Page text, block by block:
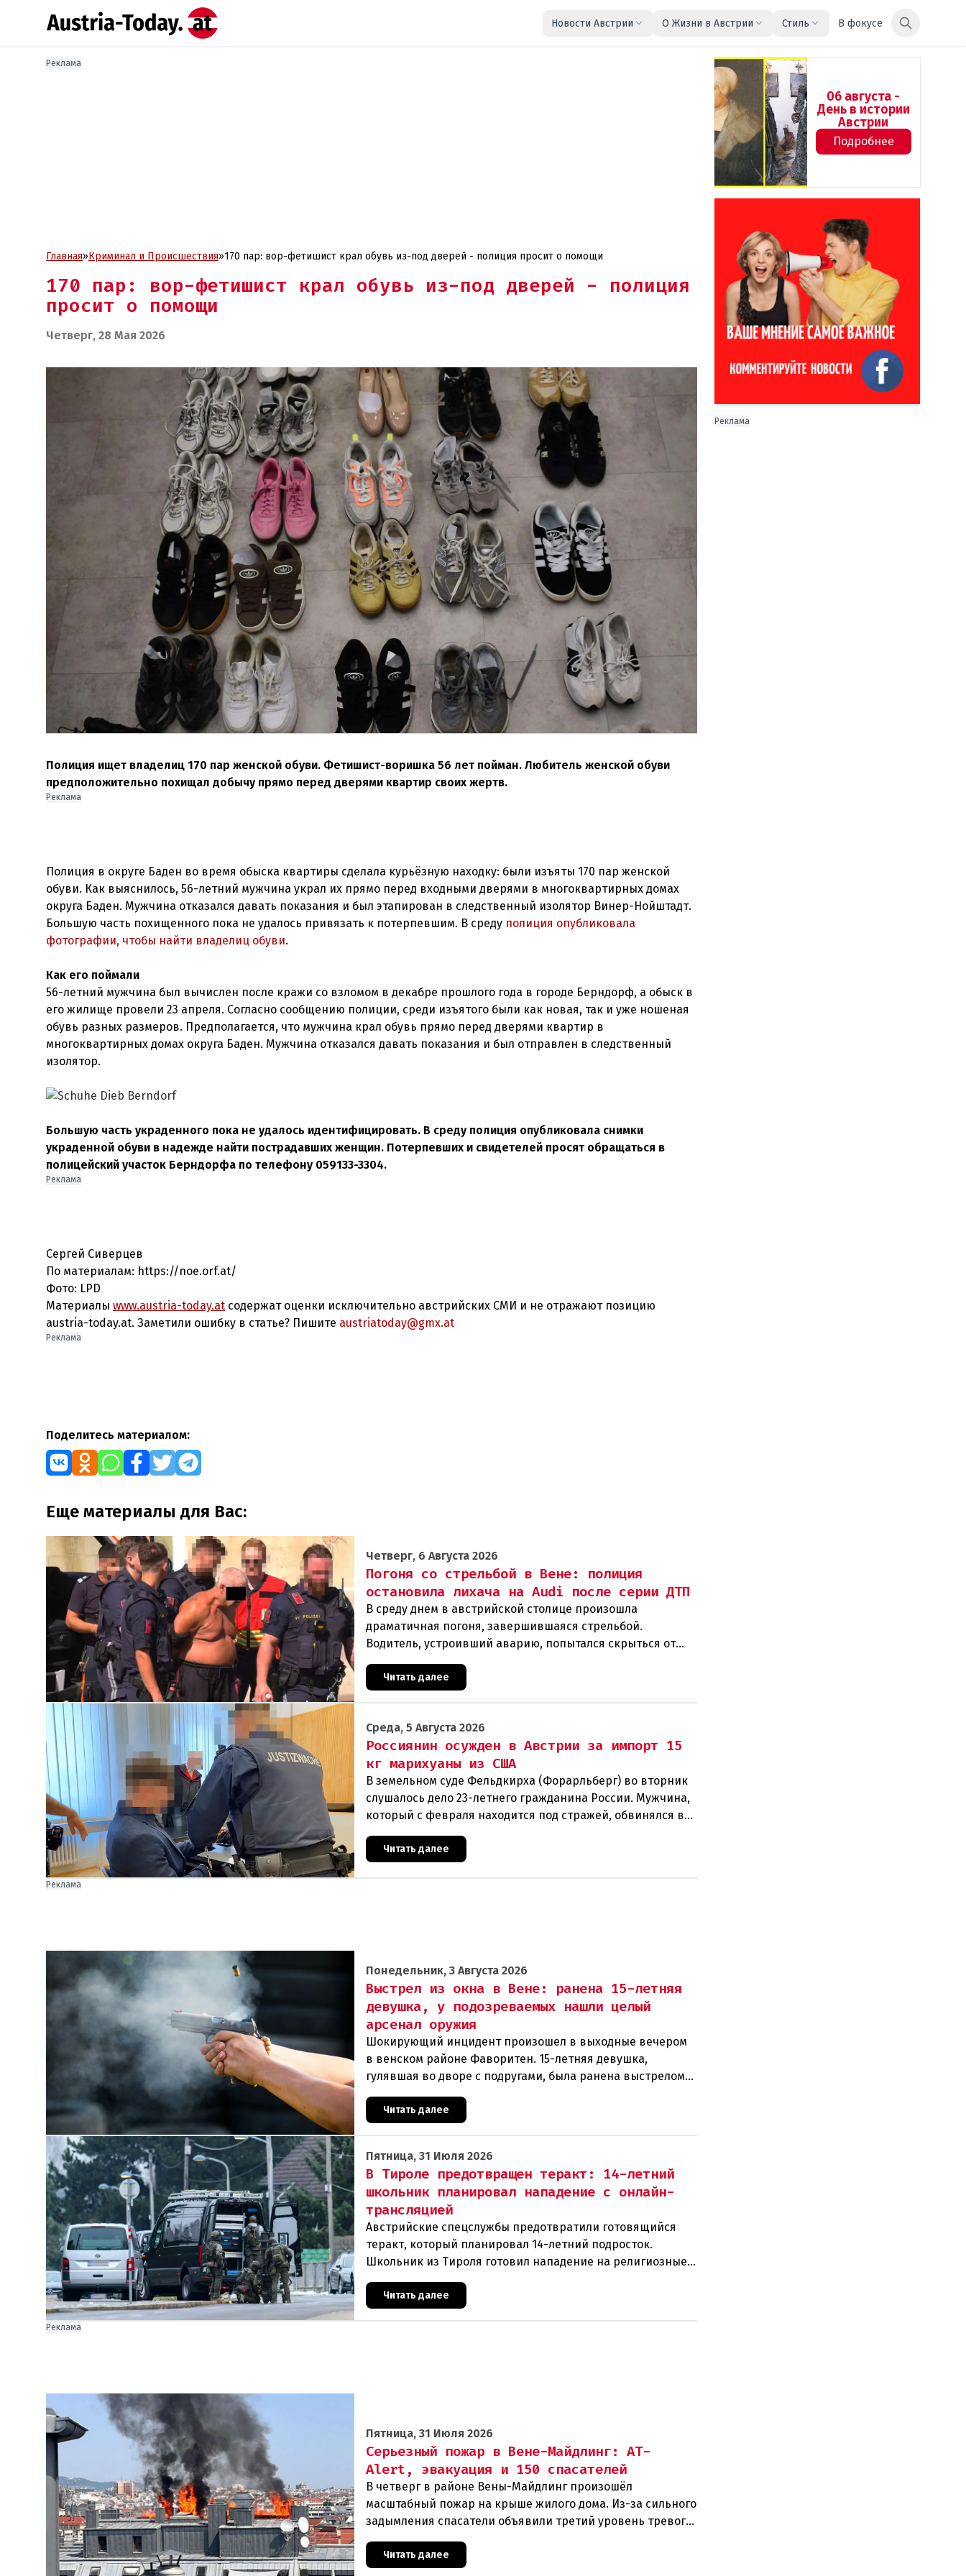
Новости Австрии О Жизни в Австрии Стиль В фокусе
Реклама
Главная»Криминал и Проиcшествия»170 пар: вор-фетишист крал обувь из-под дверей - полиция просит о помощи
170 пар: вор-фетишист крал обувь из-под дверей - полиция
просит о помощи
Четверг, 28 Мая 2026
Полиция ищет владелиц 170 пар женской обуви. Фетишист-воришка 56 лет пойман. Любитель женской обуви
предположительно похищал добычу прямо перед дверями квартир своих жертв.
Реклама
Полиция в округе Баден во время обыска квартиры сделала курьёзную находку: были изъяты 170 пар женской
обуви. Как выяснилось, 56-летний мужчина украл их прямо перед входными дверями в многоквартирных домах
округа Баден. Мужчина отказался давать показания и был этапирован в следственный изолятор Винер-Нойштадт.
Большую часть похищенного пока не удалось привязать к потерпевшим. В среду полиция опубликовала
фотографии, чтобы найти владелиц обуви.
Как его поймали
56-летний мужчина был вычислен после кражи со взломом в декабре прошлого года в городе Берндорф, а обыск в
его жилище провели 23 апреля. Согласно сообщению полиции, среди изъятого были как новая, так и уже ношеная
обувь разных размеров. Предполагается, что мужчина крал обувь прямо перед дверями квартир в
многоквартирных домах округа Баден. Мужчина отказался давать показания и был отправлен в следственный
изолятор.
Большую часть украденного пока не удалось идентифицировать. В среду полиция опубликовала снимки
украденной обуви в надежде найти пострадавших женщин. Потерпевших и свидетелей просят обращаться в
полицейский участок Берндорфа по телефону 059133-3304.
Реклама
Сергей Сиверцев
По материалам: https://noe.orf.at/
Фото: LPD
Материалы www.austria-today.at содержат оценки исключительно австрийских СМИ и не отражают позицию
austria-today.at. Заметили ошибку в статье? Пишите austriatoday@gmx.at
Реклама
Поделитесь материалом:
Еще материалы для Вас:
Четверг, 6 Августа 2026
Погоня со стрельбой в Вене: полиция
остановила лихача на Audi после серии ДТП
В среду днем в австрийской столице произошла
драматичная погоня, завершившаяся стрельбой.
Водитель, устроивший аварию, попытался скрыться от
полиции, спровоцировав несколько новых
столкновений.Что слу
Читать далее
Среда, 5 Августа 2026
Россиянин осужден в Австрии за импорт 15
кг марихуаны из США
В земельном суде Фельдкирха (Форарльберг) во вторник
слушалось дело 23-летнего гражданина России. Мужчина,
который с февраля находится под стражей, обвинялся в
Читать далее
Реклама
Понедельник, 3 Августа 2026
Выстрел из окна в Вене: ранена 15-летняя
девушка, у подозреваемых нашли целый
арсенал оружия
Шокирующий инцидент произошел в выходные вечером
в венском районе Фаворитен. 15-летняя девушка,
гулявшая во дворе с подругами, была ранена выстрелом
из пневматического оружия. Полиция задержала двух п
Читать далее
Пятница, 31 Июля 2026
В Тироле предотвращен теракт: 14-летний
школьник планировал нападение с онлайн-
трансляцией
Австрийские спецслужбы предотвратили готовящийся
теракт, который планировал 14-летний подросток.
Школьник из Тироля готовил нападение на религиозные
учреждения и намеревался транслировать свои действи
Читать далее
Реклама
Пятница, 31 Июля 2026
Серьезный пожар в Вене-Майдлинг: AT-
Alert, эвакуация и 150 спасателей
В четверг в районе Вены-Майдлинг произошёл
масштабный пожар на крыше жилого дома. Из-за сильного
задымления спасатели объявили третий уровень тревоги
и задействовали 36 единиц техники. Огонь удалось п
Читать далее
06 августа -
День в истории
Австрии
Подробнее
Реклама